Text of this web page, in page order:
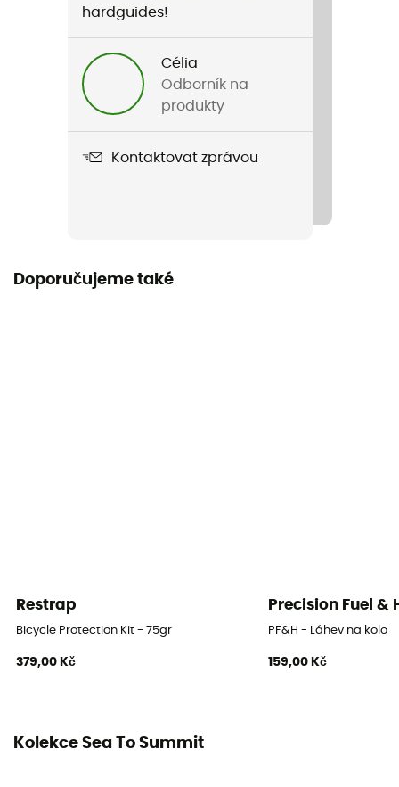
hardguides!
Célia
Odborník na
produkty
Kontaktovat zprávou
Doporučujeme také
Restrap
Bicycle Protection Kit - 75gr
379,00 Kč
Precision Fuel &
PF&H - Láhev na kolo
159,00 Kč
Kolekce Sea To Summit